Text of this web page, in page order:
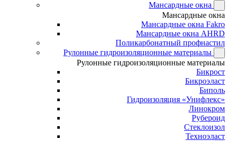
Мансардные окна
Мансардные окна
Мансардные окна Fakro
Мансардные окна AHRD
Поликарбонатный профнастил
Рулонные гидроизоляционные материалы
Рулонные гидроизоляционные материалы
Бикрост
Бикроэласт
Биполь
Гидроизоляция «Унифлекс»
Линокром
Рубероид
Стеклоизол
Техноэласт